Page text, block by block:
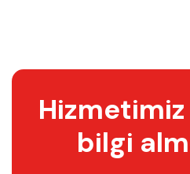
Hizmetimiz
bilgi alm